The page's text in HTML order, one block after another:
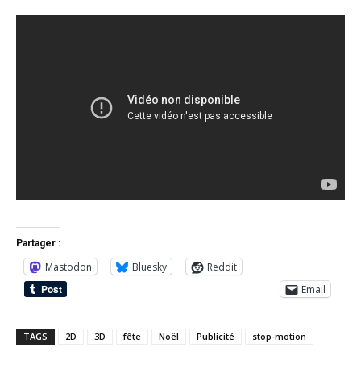
Partager :
Mastodon Bluesky
Reddit
Email
TAGS 2D 3D fête Noël Publicité stop-motion